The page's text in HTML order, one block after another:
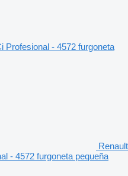
Renault
- 4572 furgoneta pequeña